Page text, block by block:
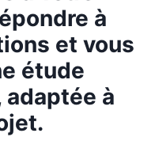
à
et vous
étude
à